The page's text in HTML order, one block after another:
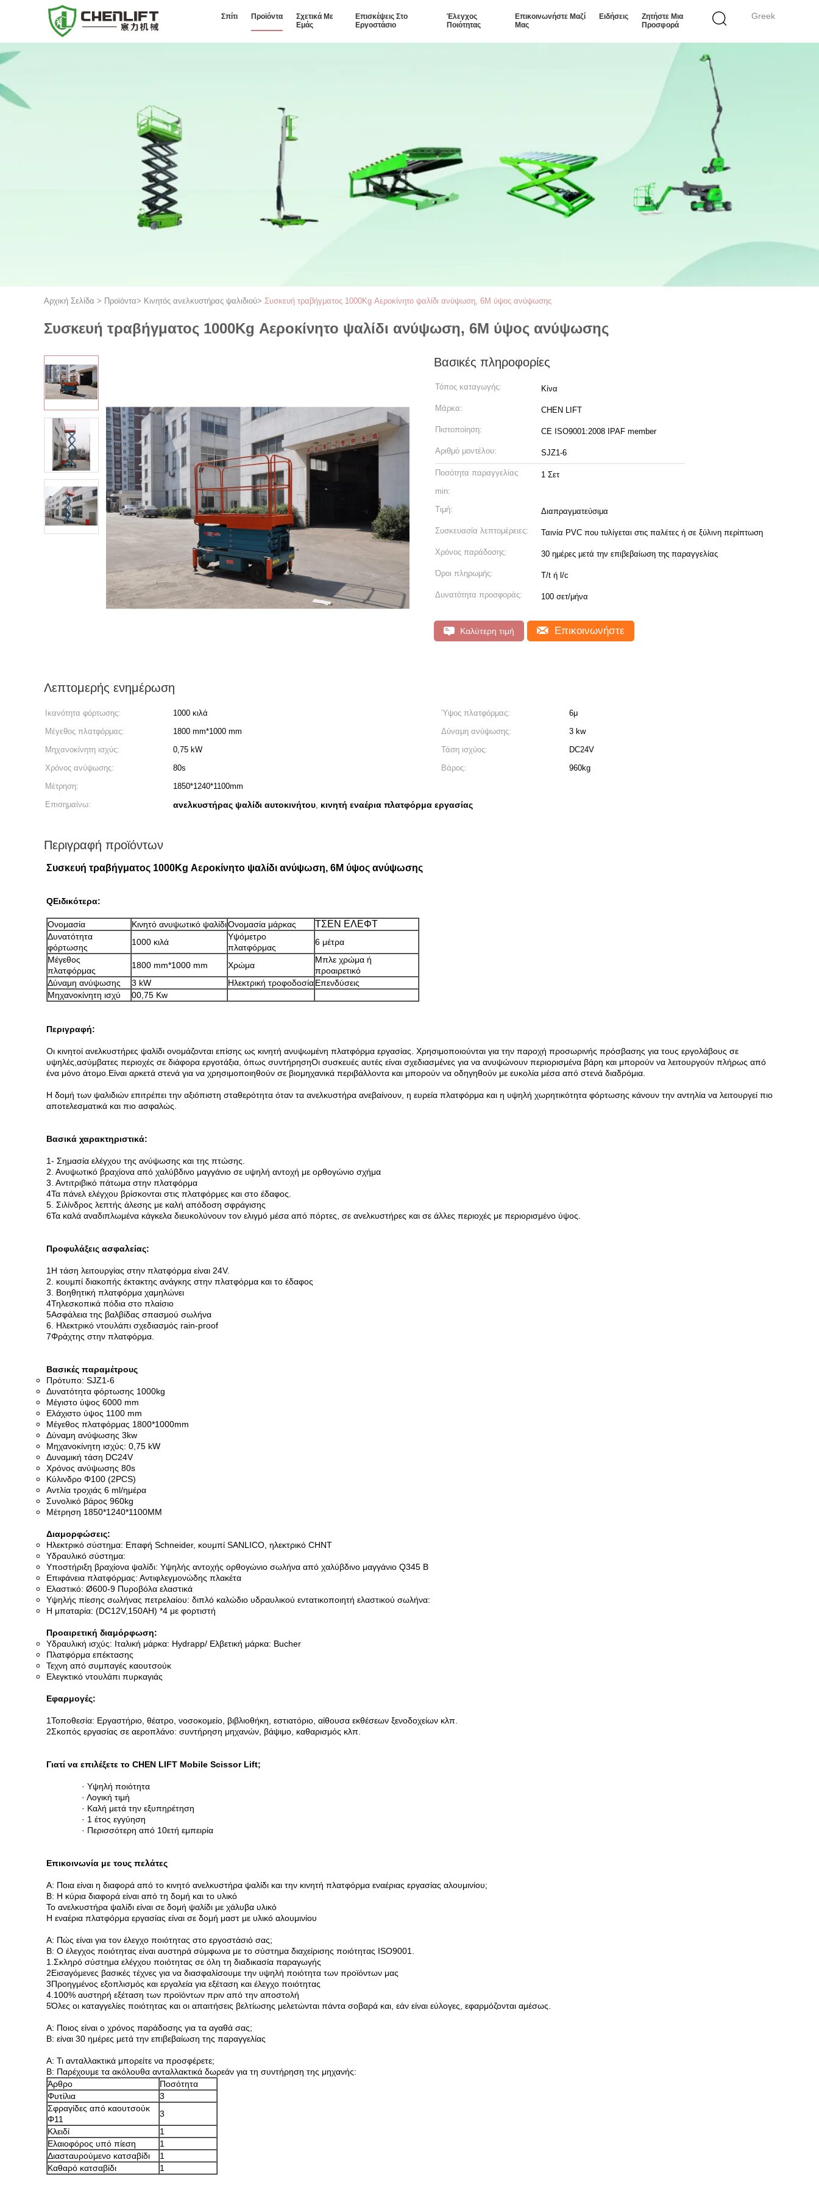
Greek
Σπίτι Προϊόντα
Σχετικά Με
Εμάς
Επισκέψεις Στο
Εργοστάσιο
Έλεγχος
Ποιότητας
Επικοινωνήστε Μαζί
Μας
Ειδήσεις
Ζητήστε Μια
Προσφορά
Αρχική Σελίδα > Προϊόντα> Κινητός ανελκυστήρας ψαλιδιού> Συσκευή τραβήγματος 1000Kg Αεροκίνητο ψαλίδι ανύψωση, 6M ύψος ανύψωσης
Συσκευή τραβήγματος 1000Kg Αεροκίνητο ψαλίδι ανύψωση, 6M ύψος ανύψωσης
Βασικές πληροφορίες
Τόπος καταγωγής: Κίνα
Μάρκα: CHEN LIFT
Πιστοποίηση: CE ISO9001:2008 IPAF member
Αριθμό μοντέλου: SJZ1-6
Ποσότητα παραγγελίας
min:
1 Σετ
Τιμή: Διαπραγματεύσιμα
Συσκευασία λεπτομέρειες: Ταινία PVC που τυλίγεται στις παλέτες ή σε ξύλινη περίπτωση
Χρόνος παράδοσης: 30 ημέρες μετά την επιβεβαίωση της παραγγελίας
Όροι πληρωμής: T/t ή l/c
Δυνατότητα προσφοράς: 100 σετ/μήνα
Καλύτερη τιμή Επικοινωνήστε
Λεπτομερής ενημέρωση
Ικανότητα φόρτωσης: 1000 κιλά Ύψος πλατφόρμας:
6μ
Μέγεθος πλατφόρμας:
1800 mm*1000 mm Δύναμη ανύψωσης:
3 kw
Μηχανοκίνητη ισχύς:
0,75 kW Τάση ισχύος:
DC24V
Χρόνος ανύψωσης:
80s Βάρος:
960kg
Μέτρηση:
1850*1240*1100mm
Επισημαίνω:
ανελκυστήρας ψαλίδι αυτοκινήτου, κινητή εναέρια πλατφόρμα εργασίας
Περιγραφή προϊόντων
Συσκευή τραβήγματος 1000Kg Αεροκίνητο ψαλίδι ανύψωση, 6M ύψος ανύψωσης
QΕιδικότερα:
Ονομασία Κινητό ανυψωτικό ψαλίδιΟνομασία μάρκας ΤΣΕΝ ΕΛΕΦΤ
Δυνατότητα
φόρτωσης
1000 κιλά
Υψόμετρο
πλατφόρμας
6 μέτρα
Μέγεθος
πλατφόρμας
1800 mm*1000 mm Χρώμα
Μπλε χρώμα ή
προαιρετικό
Δύναμη ανύψωσης
3 kW Ηλεκτρική τροφοδοσίαΕπενδύσεις
Μηχανοκίνητη ισχύ
00,75 Kw
Περιγραφή:
Οι κινητοί ανελκυστήρες ψαλίδι ονομάζονται επίσης ως κινητή ανυψωμένη πλατφόρμα εργασίας. Χρησιμοποιούνται για την παροχή προσωρινής πρόσβασης για τους εργολάβους σε
υψηλές,ασύμβατες περιοχές σε διάφορα εργοτάξια, όπως συντήρησηΟι συσκευές αυτές είναι σχεδιασμένες για να ανυψώνουν περιορισμένα βάρη και μπορούν να λειτουργούν πλήρως από
ένα μόνο άτομο.Είναι αρκετά στενά για να χρησιμοποιηθούν σε βιομηχανικά περιβάλλοντα και μπορούν να οδηγηθούν με ευκολία μέσα από στενά διαδρόμια.
Η δομή των ψαλιδιών επιτρέπει την αξιόπιστη σταθερότητα όταν τα ανελκυστήρα ανεβαίνουν, η ευρεία πλατφόρμα και η υψηλή χωρητικότητα φόρτωσης κάνουν την αντηλία να λειτουργεί πιο
αποτελεσματικά και πιο ασφαλώς.
Βασικά χαρακτηριστικά:
1- Σημασία ελέγχου της ανύψωσης και της πτώσης.
2. Ανυψωτικό βραχίονα από χαλύβδινο μαγγάνιο σε υψηλή αντοχή με ορθογώνιο σχήμα
3. Αντιτριβικό πάτωμα στην πλατφόρμα
4Τα πάνελ ελέγχου βρίσκονται στις πλατφόρμες και στο έδαφος.
5. Σιλίνδρος λεπτής άλεσης με καλή απόδοση σφράγισης
6Τα καλά αναδιπλωμένα κάγκελα διευκολύνουν τον ελιγμό μέσα από πόρτες, σε ανελκυστήρες και σε άλλες περιοχές με περιορισμένο ύψος.
Προφυλάξεις ασφαλείας:
1Η τάση λειτουργίας στην πλατφόρμα είναι 24V.
2. κουμπί διακοπής έκτακτης ανάγκης στην πλατφόρμα και το έδαφος
3. Βοηθητική πλατφόρμα χαμηλώνει
4Τηλεσκοπικά πόδια στο πλαίσιο
5Ασφάλεια της βαλβίδας σπασμού σωλήνα
6. Ηλεκτρικό ντουλάπι σχεδιασμός rain-proof
7Φράχτης στην πλατφόρμα.
Βασικές παραμέτρους
Πρότυπο: SJZ1-6
Δυνατότητα φόρτωσης 1000kg
Μέγιστο ύψος 6000 mm
Ελάχιστο ύψος 1100 mm
Μέγεθος πλατφόρμας 1800*1000mm
Δύναμη ανύψωσης 3kw
Μηχανοκίνητη ισχύς: 0,75 kW
Δυναμική τάση DC24V
Χρόνος ανύψωσης 80s
Κύλινδρο Φ100 (2PCS)
Αντλία τροχιάς 6 ml/ημέρα
Συνολικό βάρος 960kg
Μέτρηση 1850*1240*1100MM
Διαμορφώσεις:
Ηλεκτρικό σύστημα: Επαφή Schneider, κουμπί SANLICO, ηλεκτρικό CHNT
Υδραυλικό σύστημα:
Υποστήριξη βραχίονα ψαλίδι: Υψηλής αντοχής ορθογώνιο σωλήνα από χαλύβδινο μαγγάνιο Q345 Β
Επιφάνεια πλατφόρμας: Αντιφλεγμονώδης πλακέτα
Ελαστικό: Ø600-9 Πυροβόλα ελαστικά
Υψηλής πίεσης σωλήνας πετρελαίου: διπλό καλώδιο υδραυλικού εντατικοποιητή ελαστικού σωλήνα:
Η μπαταρία: (DC12V,150AH) *4 με φορτιστή
Προαιρετική διαμόρφωση:
Υδραυλική ισχύς: Ιταλική μάρκα: Hydrapp/ Ελβετική μάρκα: Bucher
Πλατφόρμα επέκτασης
Τεχνη από συμπαγές καουτσούκ
Ελεγκτικό ντουλάπι πυρκαγιάς
Εφαρμογές:
1Τοποθεσία: Εργαστήριο, θέατρο, νοσοκομείο, βιβλιοθήκη, εστιατόριο, αίθουσα εκθέσεων ξενοδοχείων κλπ.
2Σκοπός εργασίας σε αεροπλάνο: συντήρηση μηχανών, βάψιμο, καθαρισμός κλπ.
Γιατί να επιλέξετε το CHEN LIFT Mobile Scissor Lift;
· Υψηλή ποιότητα
· Λογική τιμή
· Καλή μετά την εξυπηρέτηση
· 1 έτος εγγύηση
· Περισσότερη από 10ετή εμπειρία
Επικοινωνία με τους πελάτες
Α: Ποια είναι η διαφορά από το κινητό ανελκυστήρα ψαλίδι και την κινητή πλατφόρμα εναέριας εργασίας αλουμινίου;
Β: Η κύρια διαφορά είναι από τη δομή και το υλικό
Το ανελκυστήρα ψαλίδι είναι σε δομή ψαλίδι με χάλυβα υλικό
Η εναέρια πλατφόρμα εργασίας είναι σε δομή μαστ με υλικό αλουμινίου
Α: Πώς είναι για τον έλεγχο ποιότητας στο εργοστάσιό σας;
Β: Ο έλεγχος ποιότητας είναι αυστηρά σύμφωνα με το σύστημα διαχείρισης ποιότητας ISO9001.
1.Σκληρό σύστημα ελέγχου ποιότητας σε όλη τη διαδικασία παραγωγής
2Εισαγόμενες βασικές τέχνες για να διασφαλίσουμε την υψηλή ποιότητα των προϊόντων μας
3Προηγμένος εξοπλισμός και εργαλεία για εξέταση και έλεγχο ποιότητας
4.100% αυστηρή εξέταση των προϊόντων πριν από την αποστολή
5Όλες οι καταγγελίες ποιότητας και οι απαιτήσεις βελτίωσης μελετώνται πάντα σοβαρά και, εάν είναι εύλογες, εφαρμόζονται αμέσως.
Α: Ποιος είναι ο χρόνος παράδοσης για τα αγαθά σας;
Β: είναι 30 ημέρες μετά την επιβεβαίωση της παραγγελίας
Α: Τι ανταλλακτικά μπορείτε να προσφέρετε;
Β: Παρέχουμε τα ακόλουθα ανταλλακτικά δωρεάν για τη συντήρηση της μηχανής:
Άρθρο
Ποσότητα
Φυτίλια
3
Σφραγίδες από καουτσούκ
Φ11
3
Κλειδί
1
Ελαιοφόρος υπό πίεση
1
Διασταυρούμενο κατσαβίδι
1
Καθαρό κατσαβίδι
1